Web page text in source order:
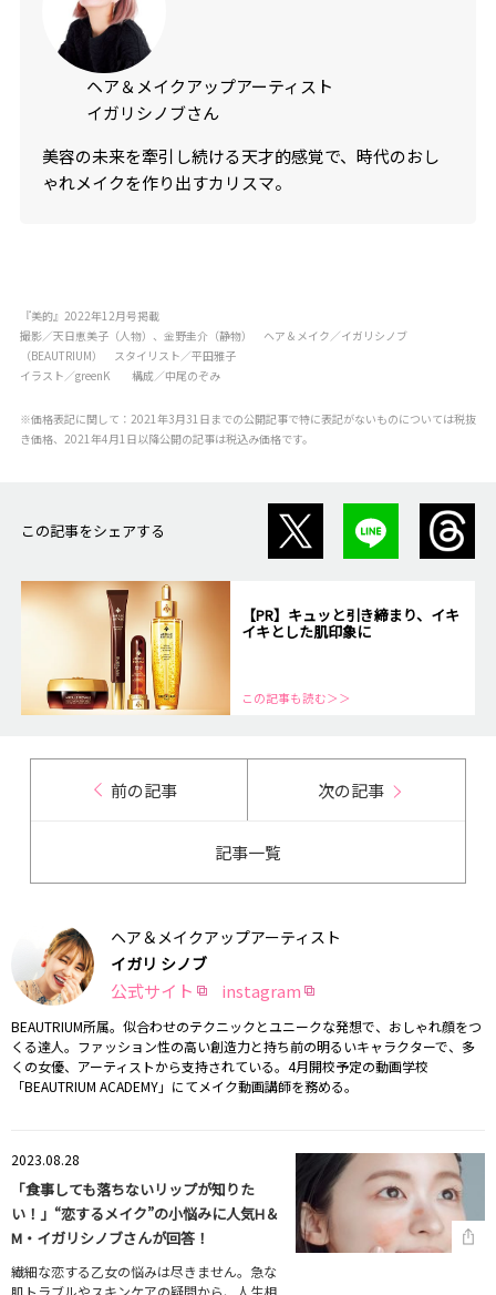
ヘア＆メイクアップアーティスト
イガリシノブさん
美容の未来を牽引し続ける天才的感覚で、時代のおし
ゃれメイクを作り出すカリスマ。
『美的』2022年12月号掲載
撮影／天日恵美子（人物）、金野圭介（静物） ヘア＆メイク／イガリシノブ
（BEAUTRIUM） スタイリスト／平田雅子
イラスト／greenK 構成／中尾のぞみ
※価格表記に関して：2021年3月31日までの公開記事で特に表記がないものについては税抜
き価格、2021年4月1日以降公開の記事は税込み価格です。
この記事をシェアする
【PR】キュッと引き締まり、イキ
イキとした肌印象に
この記事も読む＞＞
前の記事 次の記事
記事一覧
ヘア＆メイクアップアーティスト
イガリ シノブ
公式サイト instagram
BEAUTRIUM所属。似合わせのテクニックとユニークな発想で、おしゃれ顔をつ
くる達人。ファッション性の高い創造力と持ち前の明るいキャラクターで、多
くの女優、アーティストから支持されている。4月開校予定の動画学校
「BEAUTRIUM ACADEMY」にてメイク動画講師を務める。
2023.08.28
「食事しても落ちないリップが知りた
い！」“恋するメイク”の小悩みに人気H＆
M・イガリシノブさんが回答！
繊細な恋する乙女の悩みは尽きません。急な
肌トラブルやスキンケアの疑問から、人生相